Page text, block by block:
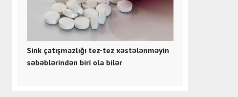
Sink çatışmazlığı tez-tez xəstələnməyin
səbəblərindən biri ola bilər